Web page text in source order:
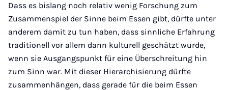
Dass es bislang noch relativ wenig Forschung zum
Zusammenspiel der Sinne beim Essen gibt, dürfte unter
anderem damit zu tun haben, dass sinnliche Erfahrung
traditionell vor allem dann kulturell geschätzt wurde,
wenn sie Ausgangspunkt für eine Überschreitung hin
zum Sinn war. Mit dieser Hierarchisierung dürfte
zusammenhängen, dass gerade für die beim Essen